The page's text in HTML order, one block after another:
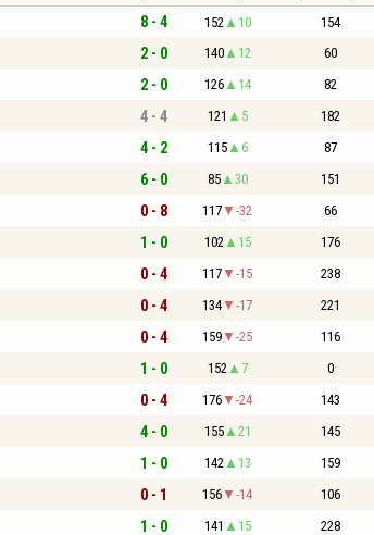
8 - 4 152 10 154
2 - 0 140 12 60
2 - 0 126 14 82
4 - 4 121 5 182
4 - 2 115 6 87
6 - 0 85 30 151
0 - 8 117 -32 66
1 - 0 102 15 176
0 - 4 117 -15 238
0 - 4 134 -17 221
0 - 4 159 -25 116
1 - 0 152 7 0
0 - 4 176 -24 143
4 - 0 155 21 145
1 - 0 142 13 159
0 - 1 156 -14 106
1 - 0 141 15 228